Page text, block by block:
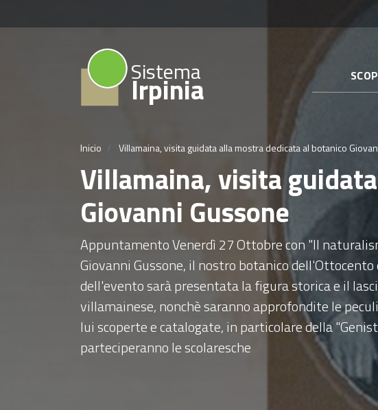
Sistema
Irpinia
Inicio Villamaina, visita guidata alla mostra dedicata al botanico
Villamaina, visita
Giovanni Gussone
Appuntamento Venerdì 27 Ottobre con "Il
Giovanni Gussone, il nostro botanico
dell'evento sarà presentata la figura storica e il
villamainese, nonchè saranno approfondite le
lui scoperte e catalogate, in particolare della
parteciperanno le scolaresche